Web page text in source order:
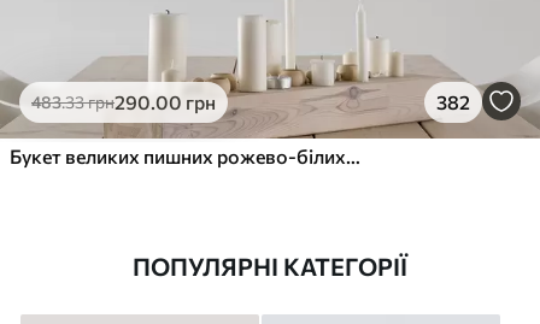
483.33грн290.00 грн 382
Букет великих пишних рожево-білих квітів півонії із зеленим листям на м’якому розмитому фоні
ПОПУЛЯРНІ КАТЕГОРІЇ